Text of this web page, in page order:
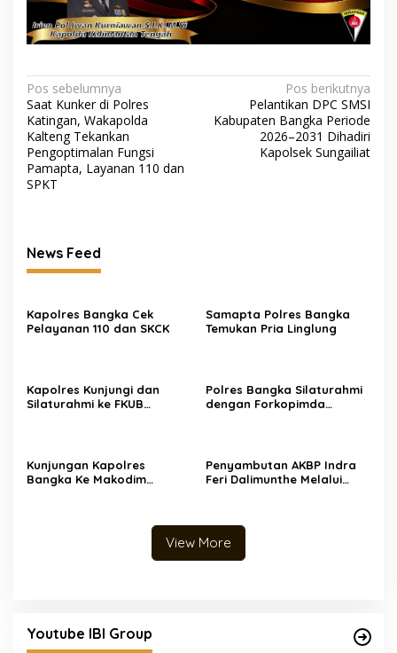
Navigasi
pos
Pos sebelumnya
Saat Kunker di Polres
Katingan, Wakapolda
Kalteng Tekankan
Pengoptimalan Fungsi
Pamapta, Layanan 110 dan
SPKT
Pos berikutnya
Pelantikan DPC SMSI
Kabupaten Bangka Periode
2026–2031 Dihadiri
Kapolsek Sungailiat
News Feed
Kapolres Bangka Cek
Pelayanan 110 dan SKCK
Samapta Polres Bangka
Temukan Pria Linglung
Kapolres Kunjungi dan
Silaturahmi ke FKUB
Polres Bangka Silaturahmi
dengan Forkopimda
Kunjungan Kapolres
Bangka Ke Makodim
Penyambutan AKBP Indra
Feri Dalimunthe Melalui
View More
Youtube IBI Group